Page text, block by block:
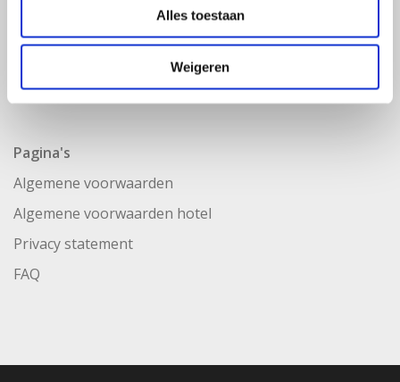
Alles toestaan
Weigeren
Pagina's
Algemene voorwaarden
Algemene voorwaarden hotel
Privacy statement
FAQ